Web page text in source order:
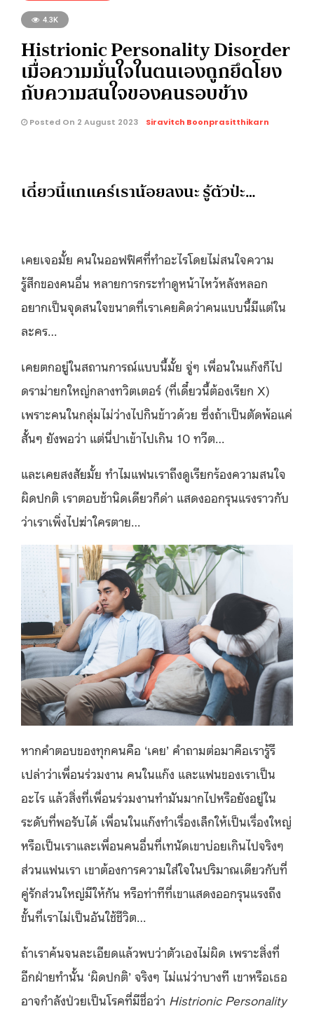
4.3K
Histrionic Personality Disorder
เมื่อความมั่นใจในตนเองถูกยึดโยง
กับความสนใจของคนรอบข้าง
Posted On 2 August 2023 Siravitch Boonprasitthikarn
เดี๋ยวนี้แกแคร์เราน้อยลงนะ รู้ตัวป่ะ…
เคยเจอมั้ย คนในออฟฟิศที่ทำอะไรโดยไม่สนใจความ
รู้สึกของคนอื่น หลายการกระทำดูหน้าไหว้หลังหลอก
อยากเป็นจุดสนใจขนาดที่เราเคยคิดว่าคนแบบนี้มีแต่ใน
ละคร…
เคยตกอยู่ในสถานการณ์แบบนี้มั้ย จู่ๆ เพื่อนในแก๊งก็ไป
ดราม่ายกใหญ่กลางทวิตเตอร์ (ที่เดี๋ยวนี้ต้องเรียก X)
เพราะคนในกลุ่มไม่ว่างไปกินข้าวด้วย ซึ่งถ้าเป็นตัดพ้อแค่
สั้นๆ ยังพอว่า แต่นี่ปาเข้าไปเกิน 10 ทวีต…
และเคยสงสัยมั้ย ทำไมแฟนเราถึงดูเรียกร้องความสนใจ
ผิดปกติ เราตอบช้านิดเดียวก็ด่า แสดงออกรุนแรงราวกับ
ว่าเราเพิ่งไปฆ่าใครตาย…
หากคำตอบของทุกคนคือ ‘เคย’ คำถามต่อมาคือเรารู้รึ
เปล่าว่าเพื่อนร่วมงาน คนในแก๊ง และแฟนของเราเป็น
อะไร แล้วสิ่งที่เพื่อนร่วมงานทำมันมากไปหรือยังอยู่ใน
ระดับที่พอรับได้ เพื่อนในแก๊งทำเรื่องเล็กให้เป็นเรื่องใหญ่
หรือเป็นเราและเพื่อนคนอื่นที่เทนัดเขาบ่อยเกินไปจริงๆ
ส่วนแฟนเรา เขาต้องการความใส่ใจในปริมาณเดียวกับที่
คู่รักส่วนใหญ่มีให้กัน หรือท่าทีที่เขาแสดงออกรุนแรงถึง
ขั้นที่เราไม่เป็นอันใช้ชีวิต…
ถ้าเราค้นจนละเอียดแล้วพบว่าตัวเองไม่ผิด เพราะสิ่งที่
อีกฝ่ายทำนั้น ‘ผิดปกติ’ จริงๆ ไม่แน่ว่าบางที เขาหรือเธอ
อาจกำลังป่วยเป็นโรคที่มีชื่อว่า Histrionic Personality